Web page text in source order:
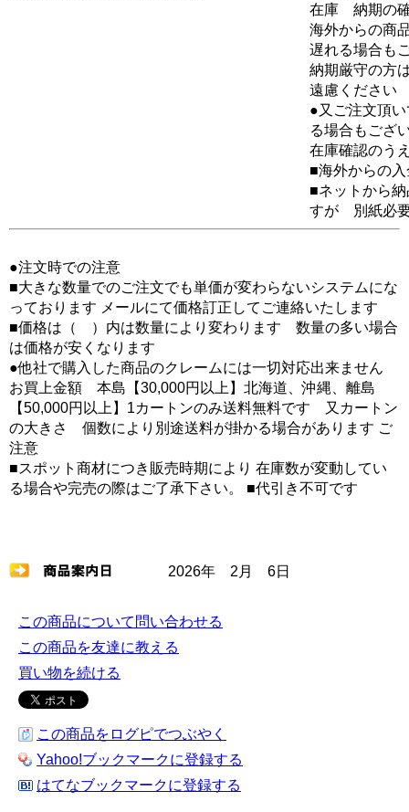
在庫 納期の
海外からの商
遅れる場合も
納期厳守の方
遠慮ください
●又ご注文頂
る場合もござ
在庫確認のう
■海外からの
■ネットから
すが 別紙必
●注文時での注意
■大きな数量でのご注文でも単価が変わらないシステムにな
っております メールにて価格訂正してご連絡いたします
■価格は（ ）内は数量により変わります 数量の多い場合
は価格が安くなります
●他社で購入した商品のクレームには一切対応出来ません
お買上金額 本島【30,000円以上】北海道、沖縄、離島
【50,000円以上】1カートンのみ送料無料です 又カートン
の大きさ 個数により別途送料が掛かる場合があります ご
注意
■スポット商材につき販売時期により 在庫数が変動してい
る場合や完売の際はご了承下さい。 ■代引き不可です
2026年 2月 6日
この商品について問い合わせる
この商品を友達に教える
買い物を続ける
この商品をログピでつぶやく
Yahoo!ブックマークに登録する
はてなブックマークに登録する